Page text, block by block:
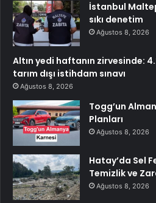
İstanbul
sıkı denetim
Ağustos 8, 2026
Altın yedi haftanın zirvesinde:
tarım dışı istihdam sınavı
Ağustos 8, 2026
Togg’un
Planları
Ağustos 8, 2026
Hatay’da Sel
Temizlik ve
Ağustos 8, 2026